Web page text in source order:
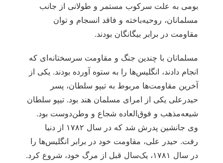
بومی به علت سرکوب مستمر و طولانی از جانب
مسلمانان، روحیه‌باخته و فاقد انسجام و توان
مقاومت در برابر بیگانگان بودند.
مسلمانان با چندین جنگ و مقاومت سرسختانه‌ای که
انجام دادند، انگلیس‌ها را به ستوه آورده بودند. یکی از
آخرین مقاومت‌ها مربوط به تیپو سلطان، پسر
حیدرعلی یکی از امرای مسلمان هند بود. تیپو سلطان
شیعه‌مذهب و فوق‌العاده شجاع و وطن‌دوست بود.
وی جانشین پدرش شد که در سال ۱۷۸۲ از دنیا
رفت. حیدر علی، مقاومت خود در برابر انگلیس‌ها را
در سال ۱۷۸۱، یک‌‌سال قبل از مرگ خود، شروع کرد.